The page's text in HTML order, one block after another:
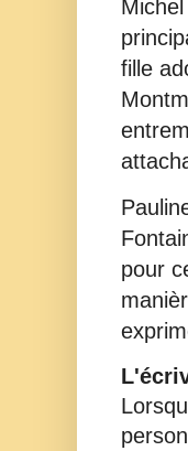
fille
pour